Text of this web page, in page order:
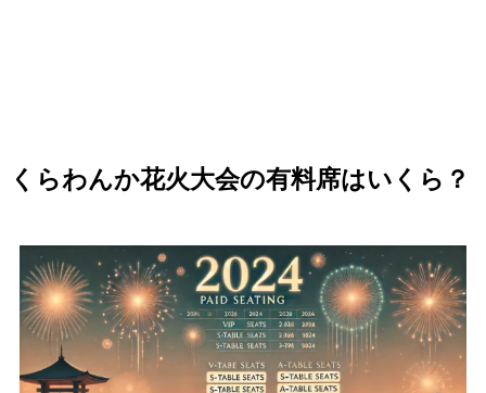
くらわんか花火大会の有料席はいくら？